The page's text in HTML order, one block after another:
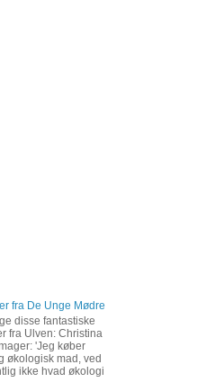
fra De Unge Mødre
disse fantastiske
fra Ulven: Christina
'Jeg køber
økologisk mad, ved
ikke hvad økologi